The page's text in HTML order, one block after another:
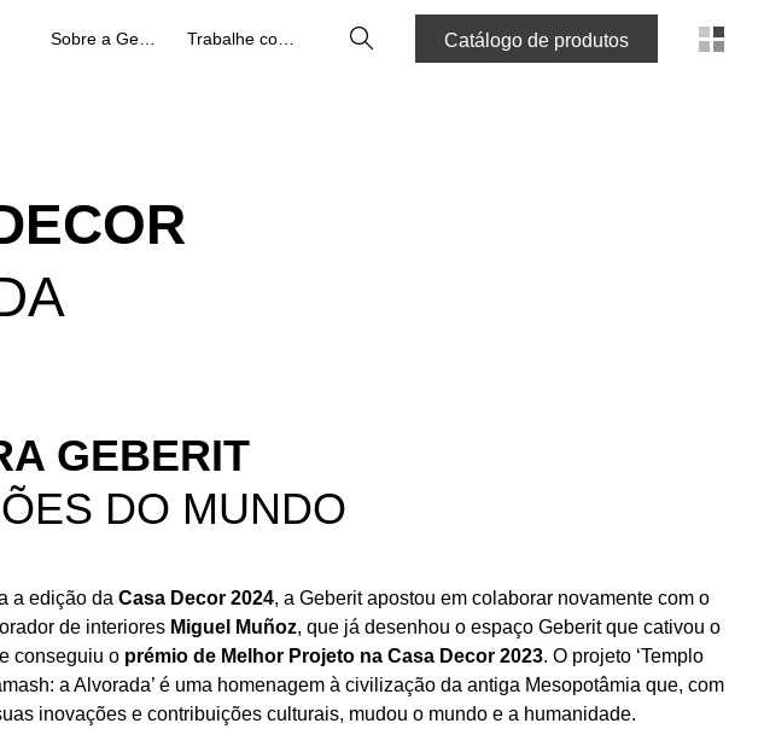
PesquisaCatálogo de produtos
GEBERIT
DO MUNDO
a edição da Casa Decor 2024, a Geberit apostou em colaborar novamente com o
de interiores Miguel Muñoz, que já desenhou o espaço Geberit que cativou o
conseguiu o prémio de Melhor Projeto na Casa Decor 2023. O projeto ‘Templo
a Alvorada’ é uma homenagem à civilização da antiga Mesopotâmia que, com
inovações e contribuições culturais, mudou o mundo e a humanidade.